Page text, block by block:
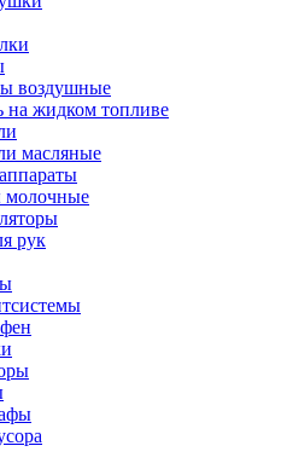
воздушные
на жидком топливе
масляные
молочные
рук